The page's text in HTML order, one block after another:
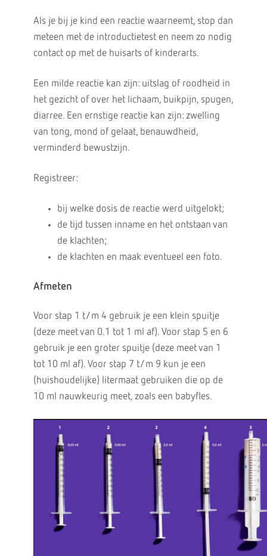
Als je bij je kind een reactie waarneemt, stop dan
meteen met de introductietest en neem zo nodig
contact op met de huisarts of kinderarts.
Een milde reactie kan zijn: uitslag of roodheid in
het gezicht of over het lichaam, buikpijn, spugen,
diarree. Een ernstige reactie kan zijn: zwelling
van tong, mond of gelaat, benauwdheid,
verminderd bewustzijn.
Registreer:
bij welke dosis de reactie werd uitgelokt;
de tijd tussen inname en het ontstaan van
de klachten;
de klachten en maak eventueel een foto.
Afmeten
Voor stap 1 t/m 4 gebruik je een klein spuitje
(deze meet van 0.1 tot 1 ml af). Voor stap 5 en 6
gebruik je een groter spuitje (deze meet van 1
tot 10 ml af). Voor stap 7 t/m 9 kun je een
(huishoudelijke) litermaat gebruiken die op de
10 ml nauwkeurig meet, zoals een babyfles.